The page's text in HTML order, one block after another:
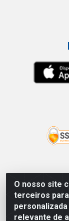
O nosso site
terceiros
relevante de
Av